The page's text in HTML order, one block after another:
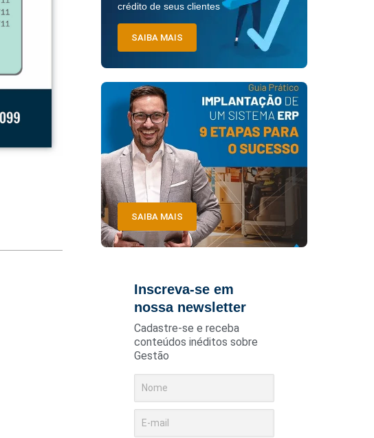
crédito de seus clientes
SAIBA MAIS
SAIBA MAIS
Inscreva-se em
nossa newsletter
Cadastre-se e receba
conteúdos inéditos sobre
Gestão